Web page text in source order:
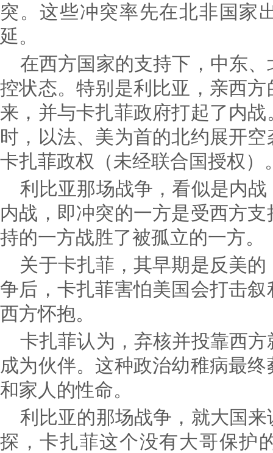
突。这些冲突率先在北非国家
延。
在西方国家的支持下，中东、
控状态。特别是利比亚，亲西
来，并与卡扎菲政府打起了内
时，以法、美为首的北约展开
卡扎菲政权（未经联合国授权）
利比亚那场战争，看似是内战
内战，即冲突的一方是受西方
持的一方战胜了被孤立的一方。
关于卡扎菲，其早期是反美的
争后，卡扎菲害怕美国会打击
西方怀抱。
卡扎菲认为，弃核并投靠西方
成为伙伴。这种政治幼稚病最
和家人的性命。
利比亚的那场战争，就大国来
探，卡扎菲这个没有大哥保护